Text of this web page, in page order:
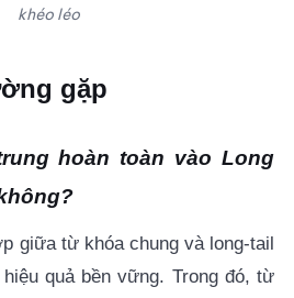
khéo léo
gặp
hoàn toàn vào Long
giữa từ khóa chung và long-tail
quả bền vững. Trong đó, từ